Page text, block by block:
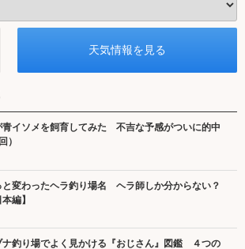
青イソメを飼育してみた 不吉な予感がついに的中
）
と変わったヘラ釣り場名 ヘラ師しか分からない？
本編】
ナ釣り場でよく見かける『おじさん』図鑑 ４つの